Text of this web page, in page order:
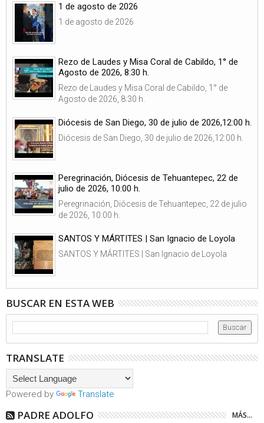
1 de agosto de 2026
1 de agosto de 2026
Rezo de Laudes y Misa Coral de Cabildo, 1° de
Agosto de 2026, 8:30 h.
Rezo de Laudes y Misa Coral de Cabildo, 1° de
Agosto de 2026, 8:30 h.
Diócesis de San Diego, 30 de julio de 2026,12:00 h.
Diócesis de San Diego, 30 de julio de 2026,12:00 h.
Peregrinación, Diócesis de Tehuantepec, 22 de
julio de 2026, 10:00 h.
Peregrinación, Diócesis de Tehuantepec, 22 de julio
de 2026, 10:00 h.
SANTOS Y MÁRTITES | San Ignacio de Loyola
SANTOS Y MÁRTITES | San Ignacio de Loyola
BUSCAR EN ESTA WEB
TRANSLATE
Powered by Translate
PADRE ADOLFO MÁS...